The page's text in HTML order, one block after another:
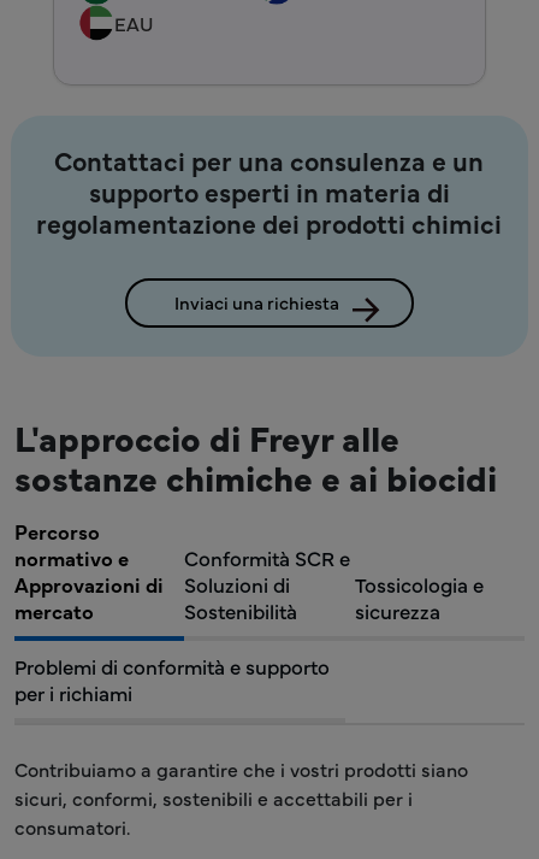
EAU
Contattaci per una consulenza e un
supporto esperti in materia di
regolamentazione dei prodotti chimici
Inviaci una richiesta
L'approccio di Freyr alle
sostanze chimiche e ai biocidi
Percorso
normativo e
Approvazioni di
mercato
Conformità SCR e
Soluzioni di
Sostenibilità
Tossicologia e
sicurezza
Problemi di conformità e supporto
per i richiami
Contribuiamo a garantire che i vostri prodotti siano
sicuri, conformi, sostenibili e accettabili per i
consumatori.